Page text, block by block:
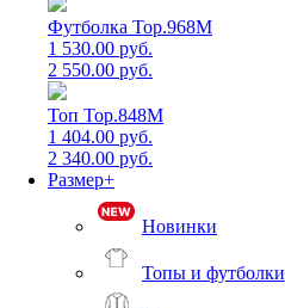
Футболка Top.968M
1 530.00 руб.
2 550.00 руб.
Топ Top.848M
1 404.00 руб.
2 340.00 руб.
Размер+
Новинки
Топы и футболки